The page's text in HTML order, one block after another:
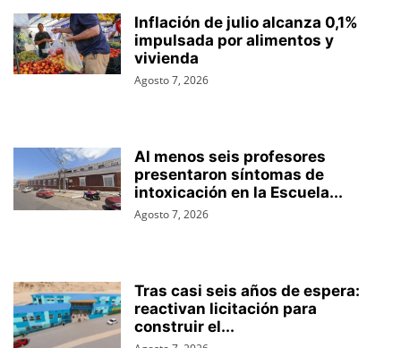
Inflación de julio alcanza 0,1%
impulsada por alimentos y
vivienda
Agosto 7, 2026
Al menos seis profesores
presentaron síntomas de
intoxicación en la Escuela...
Agosto 7, 2026
Tras casi seis años de espera:
reactivan licitación para
construir el...